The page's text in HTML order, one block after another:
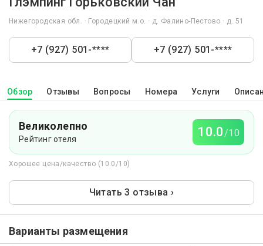
Нижегородская обл. · Городецкий м.о. · д. Фалино-Пестово · д. 51
+7 (927) 501-**** +7 (927) 501-****
Обзор Отзывы Вопросы Номера Услуги
Великолепно
Рейтинг отеля 10.0/10
Хорошее цена/качество (10.0/10)
Читать 3 отзыва ›
Варианты размещения